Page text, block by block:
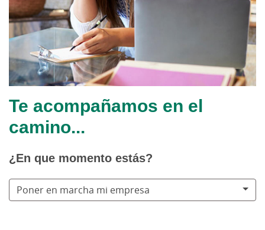
Te acompañamos en el
camino...
¿En que momento estás?
Poner en marcha mi empresa